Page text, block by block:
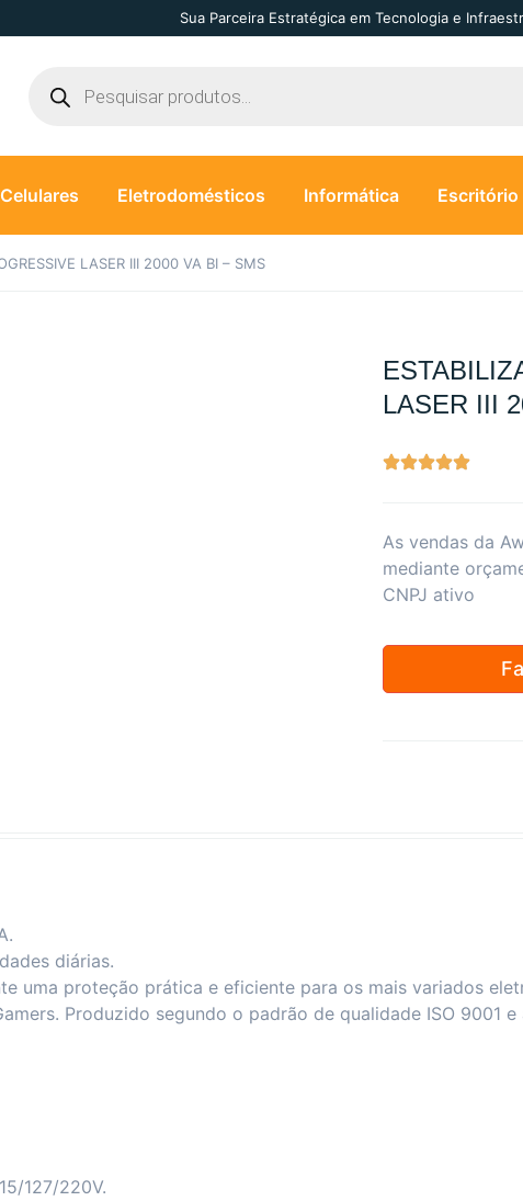
Sua Parceira Estratégica em Tecnologia e
Celulares Eletrodomésticos Informática Escritório
LASER III 2000 VA BI – SMS
LASER III
As vendas da
mediante
CNPJ ativo
diárias.
uma proteção prática e eficiente para os mais variados
Produzido segundo o padrão de qualidade ISO 9001
127/220V.